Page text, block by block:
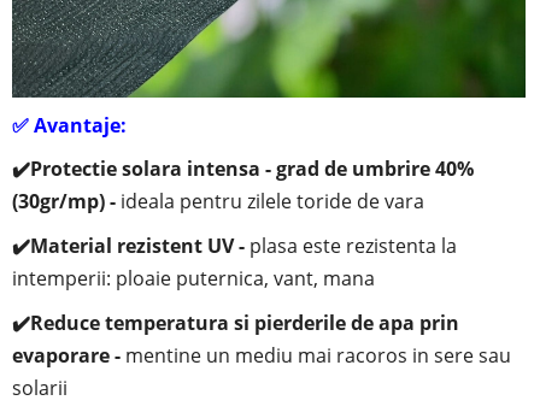
✅Avantaje:
✔️Protectie solara intensa - grad de umbrire 40%
(30gr/mp) - ideala pentru zilele toride de vara
✔️Material rezistent UV - plasa este rezistenta la
intemperii: ploaie puternica, vant, mana
✔️Reduce temperatura si pierderile de apa prin
evaporare - mentine un mediu mai racoros in sere sau
solarii